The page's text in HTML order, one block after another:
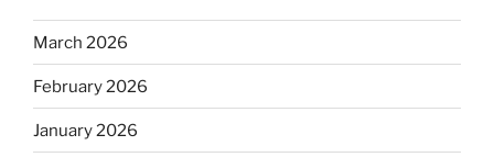
March 2026
February 2026
January 2026